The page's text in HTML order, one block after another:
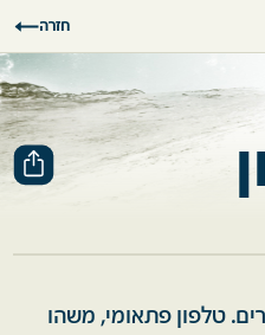
חזרה
טלפון פתאומי, משהו